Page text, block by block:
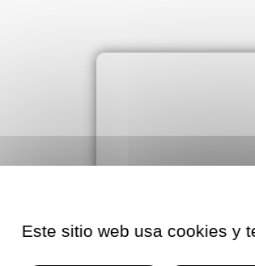
Este sitio web usa cookies y